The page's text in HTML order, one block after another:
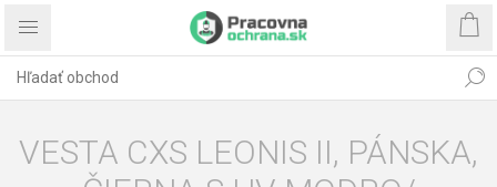
VESTA CXS LEONIS II, PÁNSKA,